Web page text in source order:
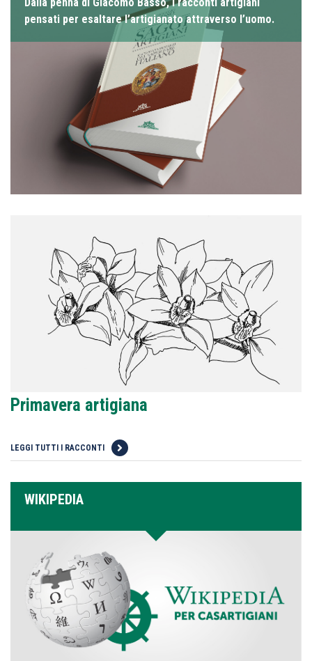
pensati per esaltare l’artigianato attraverso l’uomo.
Primavera artigiana
LEGGI TUTTI I RACCONTI
WIKIPEDIA